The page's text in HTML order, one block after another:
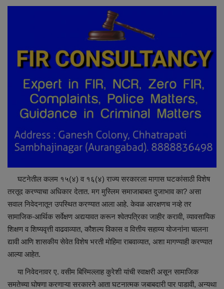
घटनेतील कलम १५(४) व १६(४) राज्य सरकारला मागास घटकांसाठी विशेष
तरतूद करण्याचा अधिकार देतात. मग मुस्लिम समाजाबाबत दुजाभाव का? असा
सवाल निवेदनातून उपस्थित करण्यात आला आहे. केवळ आरक्षणच नव्हे तर
सामाजिक-आर्थिक सर्वेक्षण अद्ययावत करून श्वेतपत्रिका जाहीर करावी, व्यावसायिक
शिक्षण व शिष्यवृत्ती वाढवाव्यात, कौशल्य विकास व वित्तीय सहाय्य योजनांना चालना
द्यावी आणि शासकीय सेवेत विशेष भरती मोहिमा राबवाव्यात, अशा मागण्याही करण्यात
आल्या आहेत.
या निवेदनावर ए. वसीम बिस्मिल्लाह कुरेशी यांची स्वाक्षरी असून सामाजिक
समतेच्या घोषणा करणाऱ्या सरकारने आता घटनात्मक जबाबदारी पार पाडावी, अन्यथा